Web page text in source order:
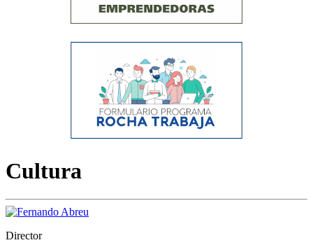
Cultura
Director